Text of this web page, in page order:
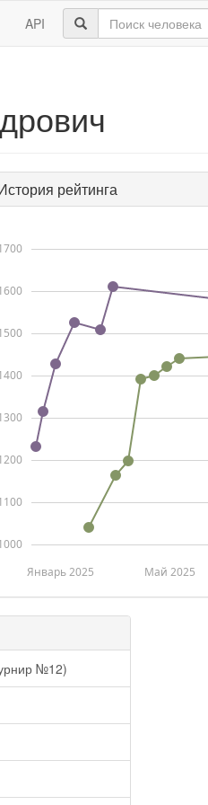
API
рейтинга
Январь 2025 Май 2025
№12)